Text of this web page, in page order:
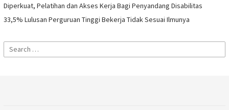
Diperkuat, Pelatihan dan Akses Kerja Bagi Penyandang Disabilitas
33,5% Lulusan Perguruan Tinggi Bekerja Tidak Sesuai Ilmunya
Search
for: